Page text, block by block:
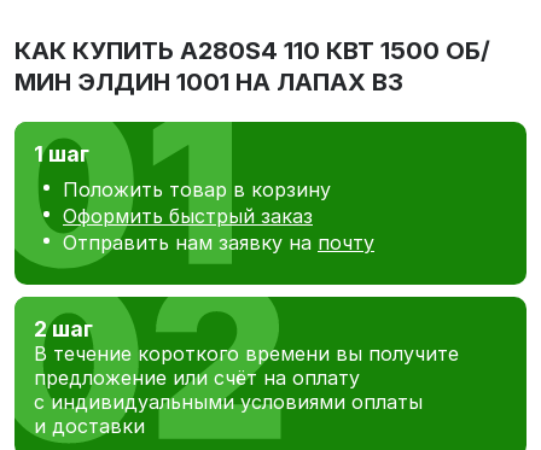
КАК КУПИТЬ А280S4 110 КВТ 1500 ОБ/
МИН ЭЛДИН 1001 НА ЛАПАХ В3
1 шаг
Положить товар в корзину
Оформить быстрый заказ
Отправить нам заявку на почту
2 шаг
В течение короткого времени вы получите
предложение или счёт на оплату
с индивидуальными условиями оплаты
и доставки